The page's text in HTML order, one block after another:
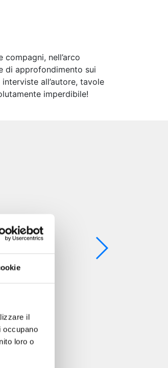
il
occupano
loro o
nell’arco
di approfondimento sui
all’autore, tavole
imperdibile!